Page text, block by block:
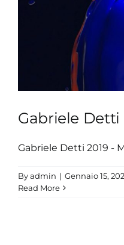
Gabriele Detti
Gabriele Detti 2019 -
Byadmin | Gennaio 15,
Read More